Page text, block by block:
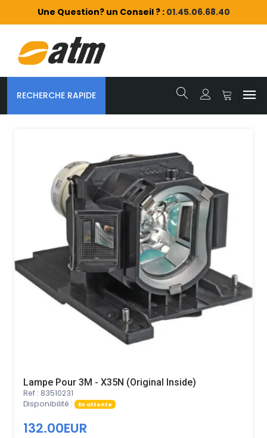
Une Question? un Conseil ? : 01.45.06.68.40
RECHERCHE RAPIDE
Lampe Pour 3M - X35N (Original Inside)
Ref : 83510231
Disponibilité :
En attente
132.00EUR